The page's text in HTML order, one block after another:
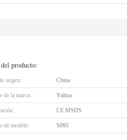
producto:
origen: China
de la marca: Yuhua
CE MSDS
de modelo: S095